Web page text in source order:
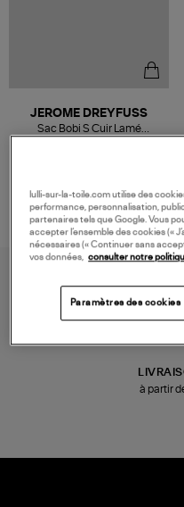
JEROME DREYFUSS
Sac Bobi S Cuir Lamé
Champagne
à partir
lulli-sur-la-toile.com utilise des
performance, personnalisation,
partenaires tels que Google. Vous
accepter l’ensemble des cookies («
nécessaires (« Continuer sans
vos données, consulter notre
Paramètres des cookies